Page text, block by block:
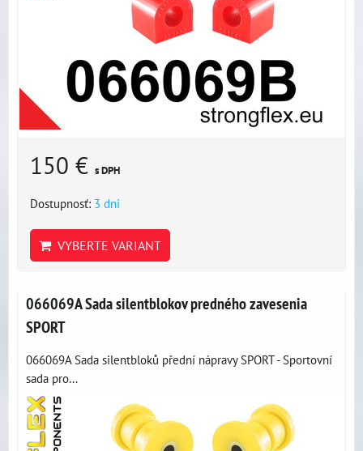
150 € s DPH
Dostupnosť: 3 dni
VYBERTE VARIANT
066069A Sada silentblokov predného zavesenia
SPORT
066069A Sada silentbloků přední nápravy SPORT - Sportovní
sada pro...